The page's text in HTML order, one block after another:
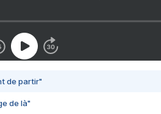
de partir"
de là"